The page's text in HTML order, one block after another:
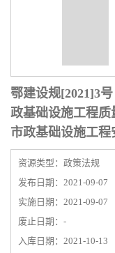
鄂建设规[2021]3
政基础设施工程质
市政基础设施工程
资源类型：政策法规
发布日期：2021-09-07
实施日期：2021-09-07
废止日期：-
入库日期：2021-10-13